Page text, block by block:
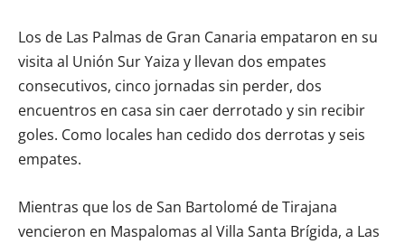
Los de Las Palmas de Gran Canaria empataron en su
visita al Unión Sur Yaiza y llevan dos empates
consecutivos, cinco jornadas sin perder, dos
encuentros en casa sin caer derrotado y sin recibir
goles. Como locales han cedido dos derrotas y seis
empates.
Mientras que los de San Bartolomé de Tirajana
vencieron en Maspalomas al Villa Santa Brígida, a Las